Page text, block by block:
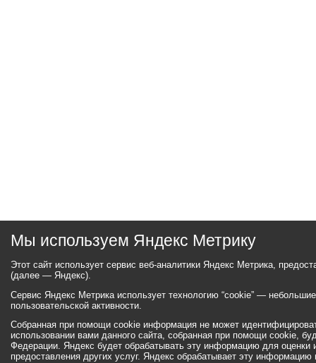
Мы используем Яндекс Метрику
Этот сайт использует сервис веб-аналитики Яндекс Метрика,
(далее — Яндекс).
Сервис Яндекс Метрика использует технологию “cookie” —
пользовательской активности.
Собранная при помощи cookie информация не может
использовании вами данного сайта, собранная при помощи cookie,
Федерации. Яндекс будет обрабатывать эту информацию для оценки
предоставления других услуг. Яндекс обрабатывает эту